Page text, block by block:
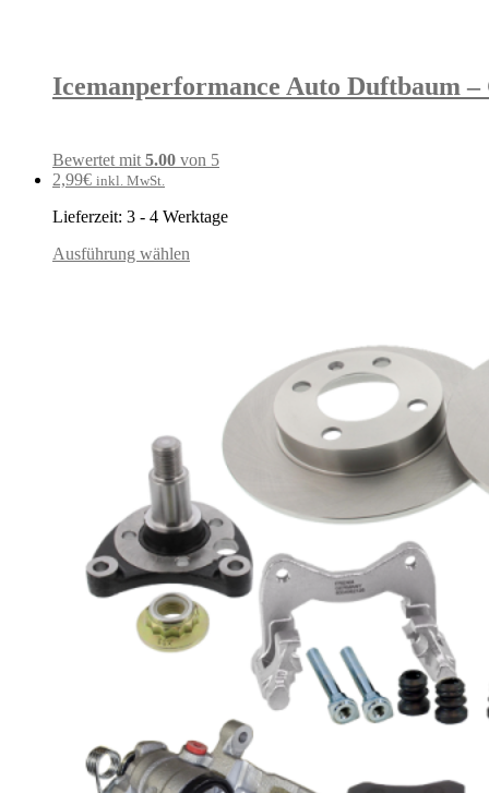
Icemanperformance Auto Duftbaum
Bewertet mit 5.00 von 5
2,99€ inkl. MwSt.
Lieferzeit: 3 - 4 Werktage
Ausführung wählen